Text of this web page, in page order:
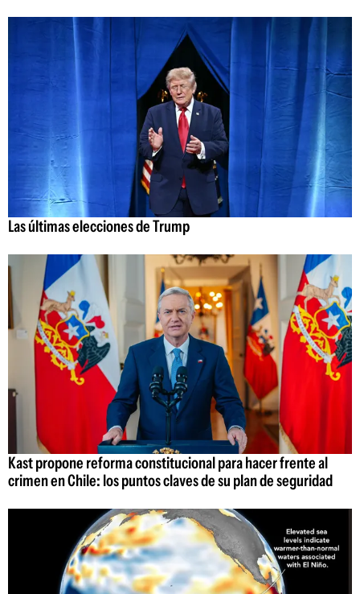
Las últimas elecciones de Trump
Kast propone reforma constitucional para hacer frente al
crimen en Chile: los puntos claves de su plan de seguridad